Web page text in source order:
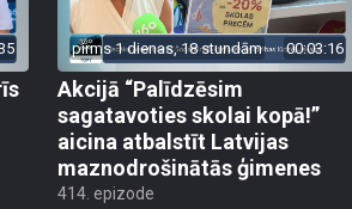
pirms 1 dienas, 18 stundām 00:03:16
Akcijā “Palīdzēsim
sagatavoties skolai kopā!”
aicina atbalstīt Latvijas
maznodrošinātās ģimenes
414. epizode